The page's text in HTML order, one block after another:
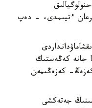
ءتيىمدى، - دەپ
جانە كەڭەستىك
كەزەڭىمەن
جەتەكشى